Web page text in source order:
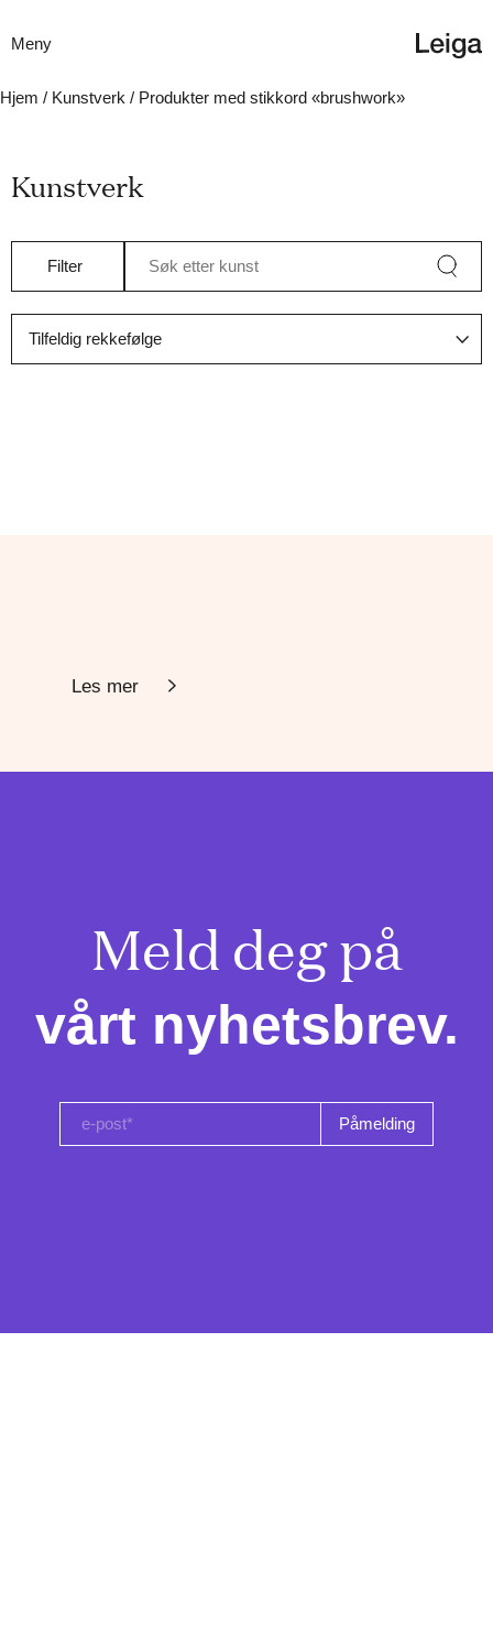
Meny
Hjem / Kunstverk / Produkter med stikkord «brushwork»
Kunstverk
Filter Søk etter kunst
Les mer
Meld deg på
vårt nyhetsbrev.
e-post*